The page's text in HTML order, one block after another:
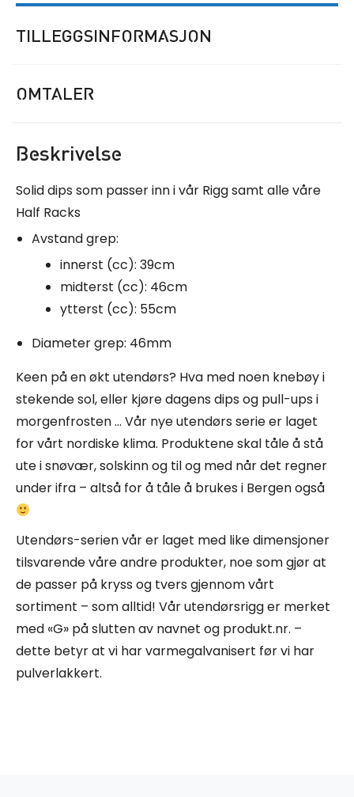
TILLEGGSINFORMASJON
OMTALER
Beskrivelse
Solid dips som passer inn i vår Rigg samt alle våre
Half Racks
Avstand grep:
innerst (cc): 39cm
midterst (cc): 46cm
ytterst (cc): 55cm
Diameter grep: 46mm
Keen på en økt utendørs? Hva med noen knebøy i
stekende sol, eller kjøre dagens dips og pull-ups i
morgenfrosten … Vår nye utendørs serie er laget
for vårt nordiske klima. Produktene skal tåle å stå
ute i snøvær, solskinn og til og med når det regner
under ifra – altså for å tåle å brukes i Bergen også
Utendørs-serien vår er laget med like dimensjoner
tilsvarende våre andre produkter, noe som gjør at
de passer på kryss og tvers gjennom vårt
sortiment – som alltid! Vår utendørsrigg er merket
med «G» på slutten av navnet og produkt.nr. –
dette betyr at vi har varmegalvanisert før vi har
pulverlakkert.